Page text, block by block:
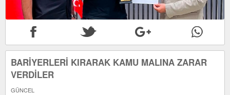
BARİYERLERİ KIRARAK KAMU MALINA ZARAR
VERDİLER
GÜNCEL